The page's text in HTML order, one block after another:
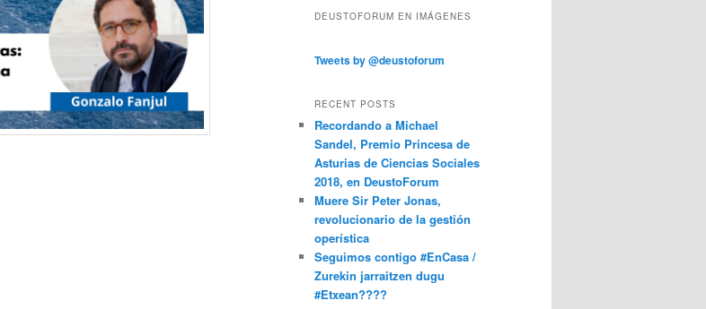
DEUSTOFORUM EN IMÁGENES
Tweets by @deustoforum
RECENT POSTS
Recordando a Michael
Sandel, Premio Princesa de
Asturias de Ciencias Sociales
2018, en DeustoForum
Muere Sir Peter Jonas,
revolucionario de la gestión
operística
Seguimos contigo #EnCasa /
Zurekin jarraitzen dugu
#Etxean????